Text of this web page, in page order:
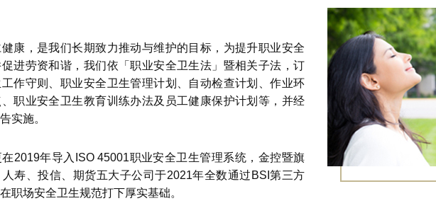
康，是我们长期致力推动与维护的目标，为提升职业安全
进劳资和谐，我们依「职业安全卫生法」暨相关子法，订
作守则、职业安全卫生管理计划、自动检查计划、作业环
职业安全卫生教育训练办法及员工健康保护计划等，并经
实施。
2019年导入ISO 45001职业安全卫生管理系统，金控暨旗
寿、投信、期货五大子公司于2021年全数通过BSI第三方
职场安全卫生规范打下厚实基础。